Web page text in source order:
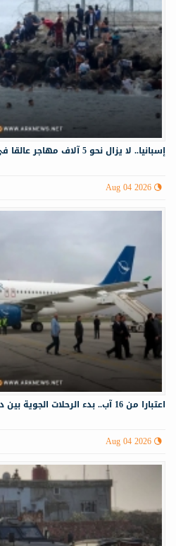
إسبانيا.. لا يزال نحو 5 آلاف مهاجر عالقا في سبتة
Aug 04 2026
اعتبارا من 16 آب.. بدء الرحلات الجوية بين دمشق وموسكو
Aug 04 2026